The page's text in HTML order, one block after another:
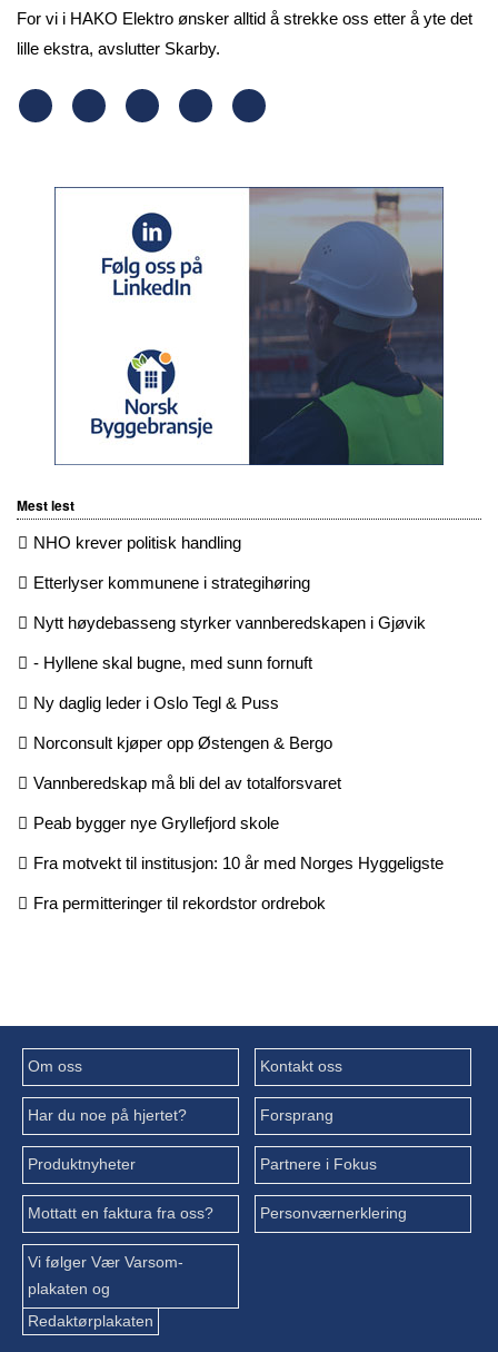
For vi i HAKO Elektro ønsker alltid å strekke oss etter å yte det
lille ekstra, avslutter Skarby.
Mest lest
NHO krever politisk handling
Etterlyser kommunene i strategihøring
Nytt høydebasseng styrker vannberedskapen i Gjøvik
- Hyllene skal bugne, med sunn fornuft
Ny daglig leder i Oslo Tegl & Puss
Norconsult kjøper opp Østengen & Bergo
Vannberedskap må bli del av totalforsvaret
Peab bygger nye Gryllefjord skole
Fra motvekt til institusjon: 10 år med Norges Hyggeligste
Fra permitteringer til rekordstor ordrebok
Om oss Kontakt oss
Har du noe på hjertet? Forsprang
Produktnyheter Partnere i Fokus
Mottatt en faktura fra oss? Personværnerklering
Vi følger Vær Varsom-
plakaten og
Redaktørplakaten